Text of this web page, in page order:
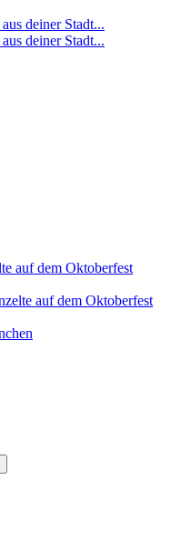
auf dem Oktoberfest
auf dem Oktoberfest